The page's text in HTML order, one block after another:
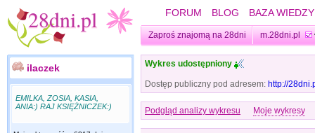
FORUM BLOG BAZA WIEDZY
Zaproś znajomą na 28dni m.28dni.pl
ilaczek
EMILKA, ZOSIA, KASIA,
ANIA:) RAJ KSIĘŻNICZEK:)
Wykres udostępniony
Dostęp publiczny pod adresem: http://
Podgląd analizy wykresu Moje wykresy